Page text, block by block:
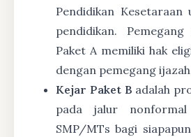
Pendidikan Kesetaraan
pendidikan.
Paket A memiliki hak
dengan pemegang
Kejar Paket B adalah
pada jalur
SMP/MTs bagi